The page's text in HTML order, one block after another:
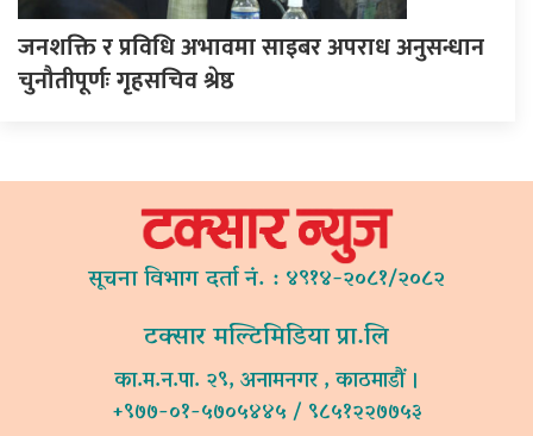
जनशक्ति र प्रविधि अभावमा साइबर अपराध अनुसन्धान
चुनौतीपूर्णः गृहसचिव श्रेष्ठ
सूचना विभाग दर्ता नं. : ४९१४-२०८१/२०८२
टक्सार मल्टिमिडिया प्रा.लि
का.म.न.पा. २९, अनामनगर , काठमाडौं ।
+९७७-०१-५७०५४४५ / ९८५१२२७७५३